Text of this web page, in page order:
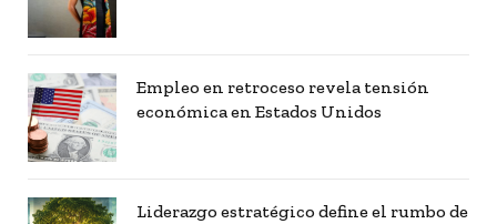
Empleo en retroceso revela tensión
económica en Estados Unidos
Liderazgo estratégico define el rumbo de